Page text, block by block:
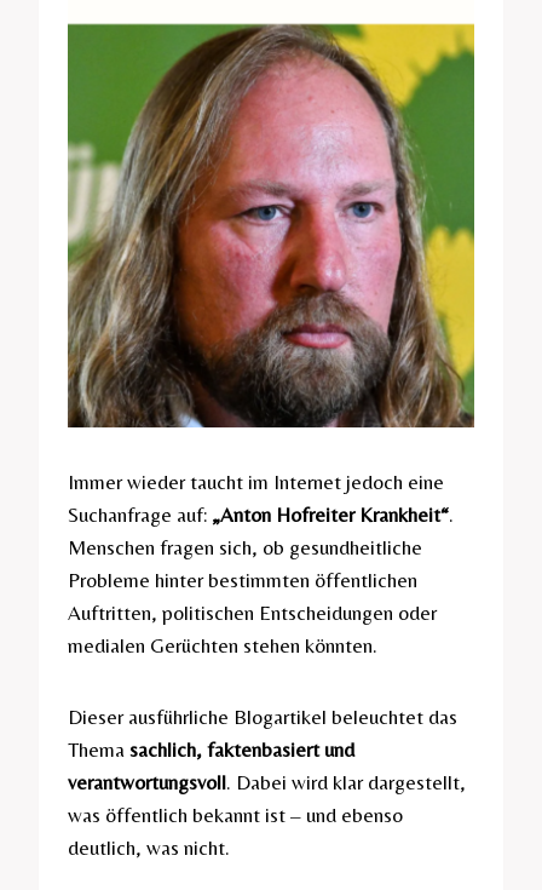
Immer wieder taucht im Internet jedoch eine
Suchanfrage auf: „Anton Hofreiter Krankheit“.
Menschen fragen sich, ob gesundheitliche
Probleme hinter bestimmten öffentlichen
Auftritten, politischen Entscheidungen oder
medialen Gerüchten stehen könnten.
Dieser ausführliche Blogartikel beleuchtet das
Thema sachlich, faktenbasiert und
verantwortungsvoll. Dabei wird klar dargestellt,
was öffentlich bekannt ist – und ebenso
deutlich, was nicht.